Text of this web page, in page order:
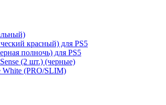
красный) для PS5
полночь) для PS5
(2 шт.) (черные)
White (PRO/SLIM)